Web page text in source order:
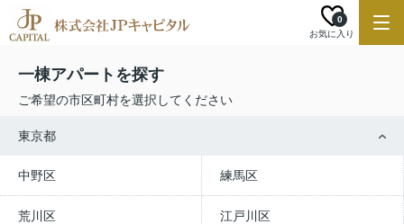
お気に入り
0
一棟アパートを探す
ご希望の市区町村を選択してください
東京都
中野区 練馬区
荒川区 江戸川区